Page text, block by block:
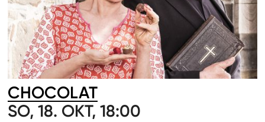
CHOCOLAT
SO, 18. OKT, 18:00